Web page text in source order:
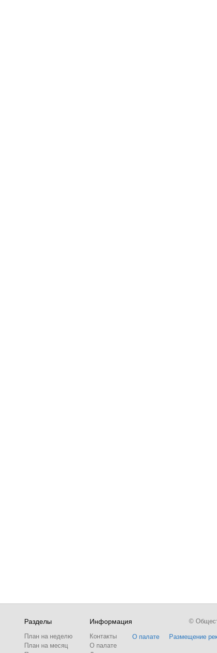
Разделы
План на неделю
План на месяц
Информация
Контакты
О палате
О палате Размещение
©